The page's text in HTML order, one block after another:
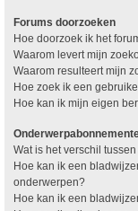
Forums doorzoeken
Hoe doorzoek ik het
Waarom levert mijn
Waarom resulteert mijn
Hoe zoek ik een
Hoe kan ik mijn eigen
Wat is het verschil
Hoe kan ik een
onderwerpen?
Hoe kan ik een